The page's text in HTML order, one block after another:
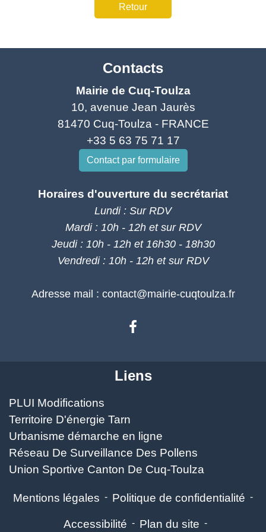
Retour
Contacts
Mairie de Cuq-Toulza
10, avenue Jean Jaurès
81470 Cuq-Toulza - FRANCE
+33 5 63 75 71 17
Contact par formulaire
Horaires d'ouverture du secrétariat
Lundi : Sur RDV
Mardi : 10h - 12h et sur RDV
Jeudi : 10h - 12h et 16h30 - 18h30
Vendredi : 10h - 12h et sur RDV
Adresse mail : contact@mairie-cuqtoulza.fr
Liens
PLUI Modifications
Territoire D'énergie Tarn
Urbanisme démarche en ligne
Réseau De Surveillance Des Pollens
Union Sportive Canton De Cuq-Toulza
Mentions légales - Politique de confidentialité -
Accessibilité - Plan du site -